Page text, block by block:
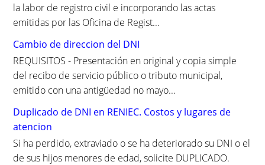
la labor de registro civil e incorporando las actas
emitidas por las Oficina de Regist...
Cambio de direccion del DNI
REQUISITOS - Presentación en original y copia simple
del recibo de servicio público o tributo municipal,
emitido con una antigüedad no mayo...
Duplicado de DNI en RENIEC. Costos y lugares de
atencion
Si ha perdido, extraviado o se ha deteriorado su DNI o el
de sus hijos menores de edad, solicite DUPLICADO.